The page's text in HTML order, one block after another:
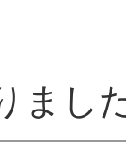
まし